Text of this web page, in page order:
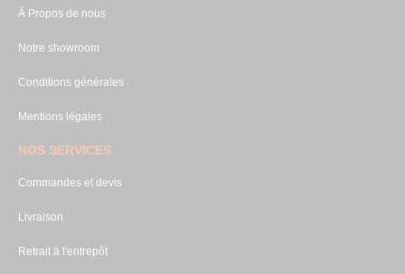
À Propos de nous
Notre showroom
Conditions générales
Mentions légales
NOS SERVICES
Commandes et devis
Livraison
Retrait à l'entrepôt